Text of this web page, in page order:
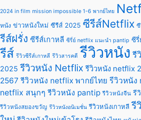
2024 in film mission impossible 1-6 พากย์ไทย
หนัง ข่าวหนังใหม่ ซีรีส์ 2025 ซีรีส์Netflix
รีส์ฝรั่ง ซีรีส์เกาหลี ซีรี่ย์ netflix แนะนํา pantip ซีรี่
รีส์ รีวิวซีรีส์เกาหลี รีวิวสารคดี รีวิวหนัง รี
2025 รีวิวหนัง Netflix รีวิวหนัง netflix
2567 รีวิวหนัง netflix พากย์ไทย รีวิวหนัง
netflix สนุกๆ รีวิวหนัง pantip รีวิวหนังจีน รี
รีวิวหนังสยองขวัญ รีวิวหนังอนิเมชั่น รีวิวหนังเกาหลี รี